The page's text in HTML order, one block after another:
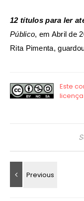
12 títulos para ler
Público, em Abril de
Rita Pimenta,